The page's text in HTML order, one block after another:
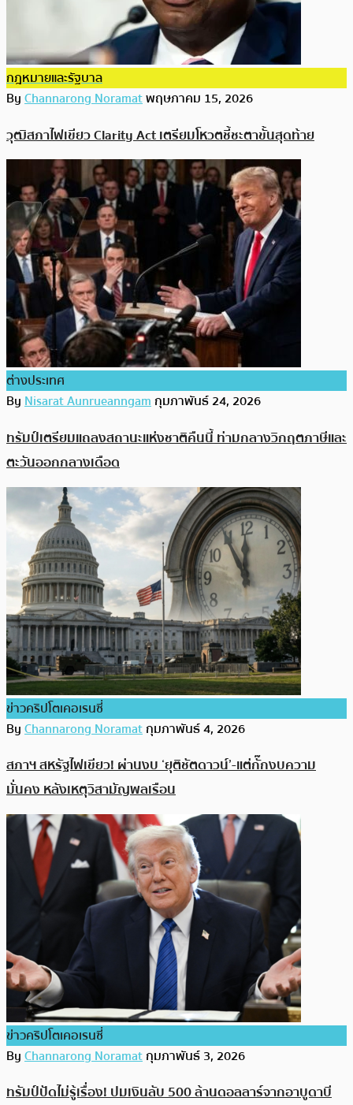
กฎหมายและรัฐบาล
ByChannarong Noramatพฤษภาคม 15, 2026
วุฒิสภาไฟเขียว Clarity Act เตรียมโหวตชี้ชะตาขั้นสุดท้าย
ต่างประเทศ
ByNisarat Aunrueanngamกุมภาพันธ์ 24, 2026
ทรัมป์เตรียมแถลงสถานะแห่งชาติคืนนี้ ท่ามกลางวิกฤตภาษีและ
ตะวันออกกลางเดือด
ข่าวคริปโตเคอเรนซี่
ByChannarong Noramatกุมภาพันธ์ 4, 2026
สภาฯ สหรัฐไฟเขียว! ผ่านงบ ‘ยุติชัตดาวน์’-แต่กั๊กงบความ
มั่นคง หลังเหตุวิสามัญพลเรือน
ข่าวคริปโตเคอเรนซี่
ByChannarong Noramatกุมภาพันธ์ 3, 2026
ทรัมป์ปัดไม่รู้เรื่อง! ปมเงินลับ 500 ล้านดอลลาร์จากอาบูดาบี